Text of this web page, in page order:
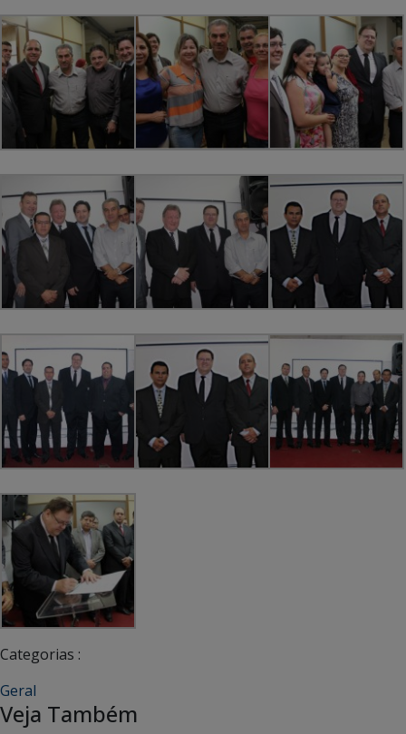
Categorias :
Geral
Veja Também